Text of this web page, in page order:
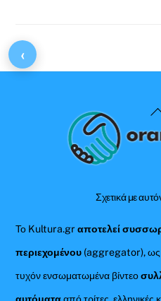
Σχετικά με
Το Kultura.grαποτελεί
περιεχομένου (aggregator), ως
τυχόν ενσωματωμένα βίντεο
αυτόματααπό τρίτες, ελληνικές
‹